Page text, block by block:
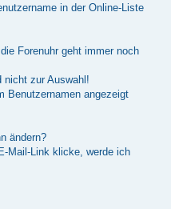
in der Online-Liste
Forenuhr geht immer noch
nicht zur Auswahl!
Benutzernamen angezeigt
ändern?
Mail-Link klicke, werde ich